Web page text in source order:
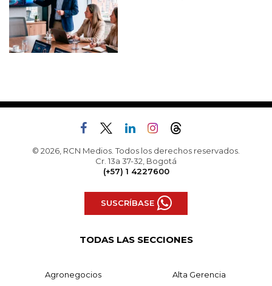
© 2026, RCN Medios. Todos los derechos reservados.
Cr. 13a 37-32, Bogotá
(+57) 1 4227600
SUSCRÍBASE
TODAS LAS SECCIONES
Agronegocios Alta Gerencia